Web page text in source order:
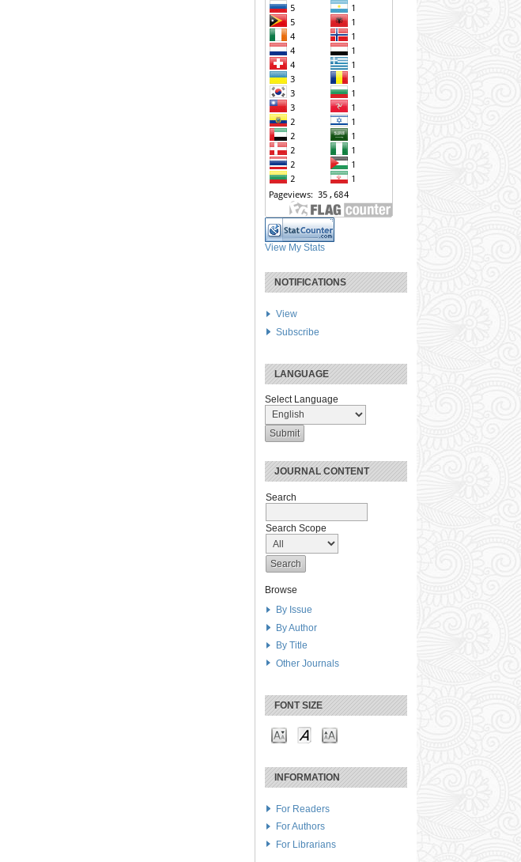
View My Stats
NOTIFICATIONS
View
Subscribe
LANGUAGE
Select Language
JOURNAL CONTENT
Search
Search Scope
Browse
By Issue
By Author
By Title
Other Journals
FONT SIZE
INFORMATION
For Readers
For Authors
For Librarians